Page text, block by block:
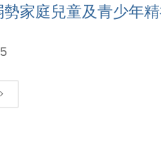
勢家庭兒童及青少年